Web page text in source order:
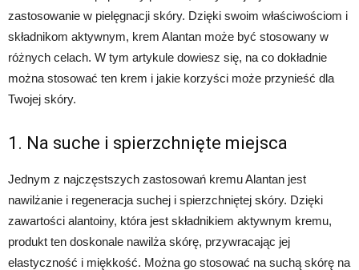
zastosowanie w pielęgnacji skóry. Dzięki swoim właściwościom i
składnikom aktywnym, krem Alantan może być stosowany w
różnych celach. W tym artykule dowiesz się, na co dokładnie
można stosować ten krem i jakie korzyści może przynieść dla
Twojej skóry.
1. Na suche i spierzchnięte miejsca
Jednym z najczęstszych zastosowań kremu Alantan jest
nawilżanie i regeneracja suchej i spierzchniętej skóry. Dzięki
zawartości alantoiny, która jest składnikiem aktywnym kremu,
produkt ten doskonale nawilża skórę, przywracając jej
elastyczność i miękkość. Można go stosować na suchą skórę na